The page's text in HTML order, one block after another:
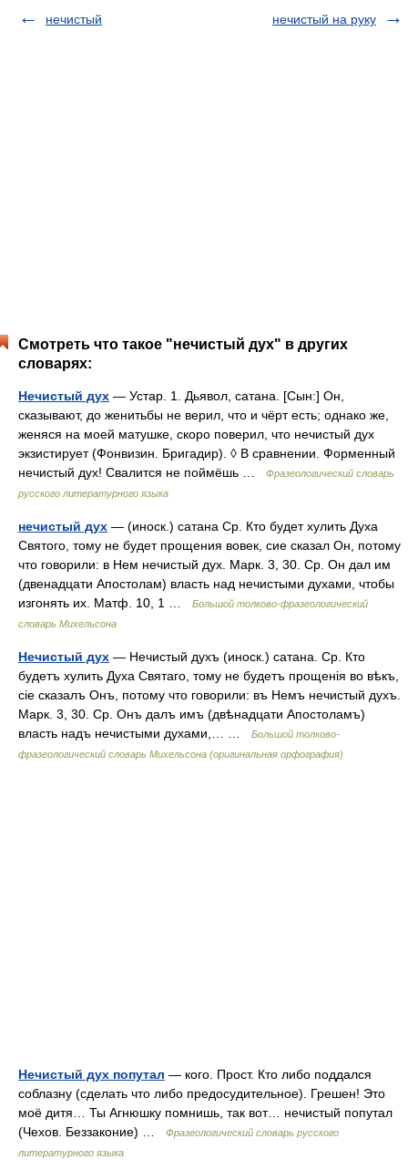
нечистый нечистый на руку
Смотреть что такое "нечистый дух" в других
словарях:
Нечистый дух — Устар. 1. Дьявол, сатана. [Сын:] Он,
сказывают, до женитьбы не верил, что и чёрт есть; однако же,
женяся на моей матушке, скоро поверил, что нечистый дух
экзистирует (Фонвизин. Бригадир). ◊ В сравнении. Форменный
нечистый дух! Свалится не поймёшь …
Фразеологический словарь
русского литературного языка
нечистый дух — (иноск.) сатана Ср. Кто будет хулить Духа
Святого, тому не будет прощения вовек, сие сказал Он, потому
что говорили: в Нем нечистый дух. Марк. 3, 30. Ср. Он дал им
(двенадцати Апостолам) власть над нечистыми духами, чтобы
изгонять их. Матф. 10, 1 …
Большой толково-фразеологический
словарь Михельсона
Нечистый дух — Нечистый духъ (иноск.) сатана. Ср. Кто
будетъ хулить Духа Святаго, тому не будетъ прощенія во вѣкъ,
сіе сказалъ Онъ, потому что говорили: въ Немъ нечистый духъ.
Марк. 3, 30. Ср. Онъ далъ имъ (двѣнадцати Апостоламъ)
власть надъ нечистыми духами,… …
Большой толково-
фразеологический словарь Михельсона (оригинальная орфография)
Нечистый дух попутал — кого. Прост. Кто либо поддался
соблазну (сделать что либо предосудительное). Грешен! Это
моё дитя… Ты Агнюшку помнишь, так вот… нечистый попутал
(Чехов. Беззаконие) …
Фразеологический словарь русского
литературного языка